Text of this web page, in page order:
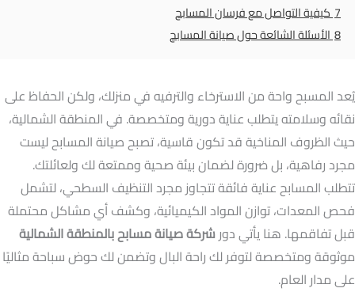
7كيفية التواصل مع فرسان المسابح
8الأسئلة الشائعة حول صيانة المسابح
يُعد المسبح واحة من الاسترخاء والترفيه في منزلك، ولكن الحفاظ على
نقائه وسلامته يتطلب عناية دورية ومتخصصة. في المنطقة الشمالية،
حيث الظروف المناخية قد تكون قاسية، تصبح صيانة المسابح ليست
مجرد رفاهية، بل ضرورة لضمان بيئة صحية وممتعة لك ولعائلتك.
تتطلب المسابح عناية فائقة تتجاوز مجرد التنظيف السطحي، لتشمل
فحص المعدات، توازن المواد الكيميائية، وكشف أي مشاكل محتملة
قبل تفاقمها. هنا يأتي دورشركة صيانة مسابح بالمنطقة الشمالية
موثوقة ومتخصصة لتوفر لك راحة البال وتضمن لك حوض سباحة مثاليًا
على مدار العام.